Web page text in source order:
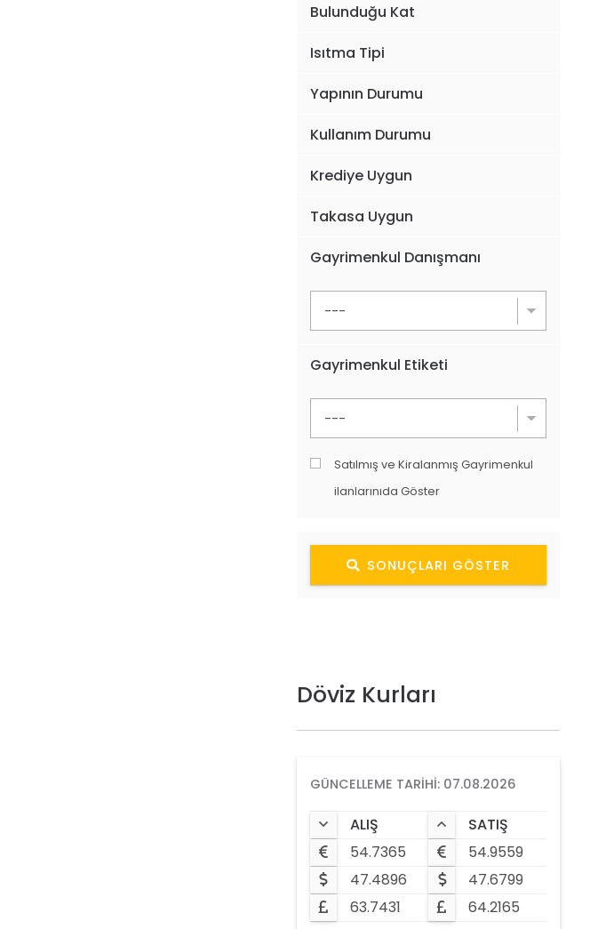
Bulunduğu Kat
Isıtma Tipi
Yapının Durumu
Kullanım Durumu
Krediye Uygun
Takasa Uygun
Gayrimenkul Danışmanı
Gayrimenkul Etiketi
Satılmış ve Kiralanmış Gayrimenkul
ilanlarınıda Göster
SONUÇLARI GÖSTER
Döviz Kurları
GÜNCELLEME TARIHI: 07.08.2026
ALIŞ
SATIŞ
54.7365
54.9559
47.4896
47.6799
63.7431
64.2165